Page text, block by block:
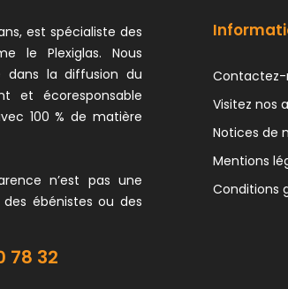
est spécialiste des
le Plexiglas. Nous
dans la diffusion du
et écoresponsable
100 % de matière
n’est pas une
ébénistes ou des
78 32
Contactez-
Visitez nos
Notices de
Mentions
Conditions